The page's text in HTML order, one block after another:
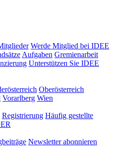
Werde Mitglied bei IDEE
Aufgaben Gremienarbeit
Unterstützen Sie IDEE
Oberösterreich
Vorarlberg Wien
Registrierung Häufig gestellte
Newsletter abonnieren